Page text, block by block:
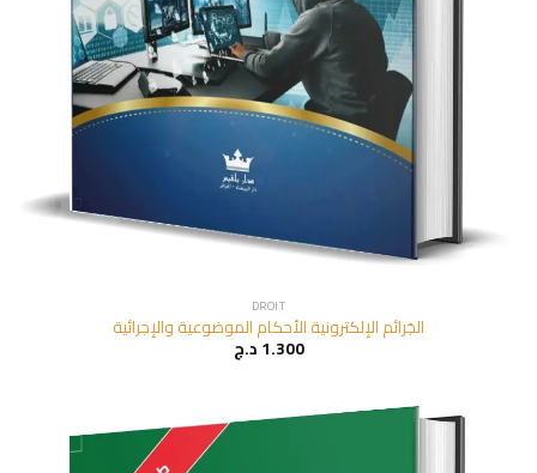
DROIT
الجَرائم الإلکترونية الأحكام الموضوعية والإجرائية
1.300د.ج